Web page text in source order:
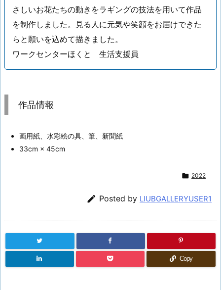
さしいお花たちの動きをラギングの技法を用いて作品
を制作しました。見る人に元気や笑顔をお届けできた
らと願いを込めて描きました。
ワークセンターほくと 生活支援員
作品情報
画用紙、水彩絵の具、筆、新聞紙
33cm × 45cm
 2022
 Posted by LIUBGALLERYUSER1
Copy